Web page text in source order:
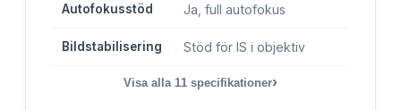
Autofokusstöd Ja, full autofokus
Bildstabilisering Stöd för IS i objektiv
Visa alla 11 specifikationer›